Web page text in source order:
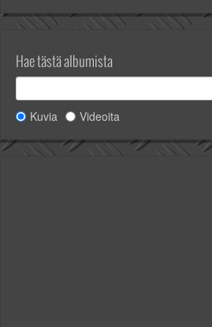
Hae tästä albumista
Kuvia Videoita